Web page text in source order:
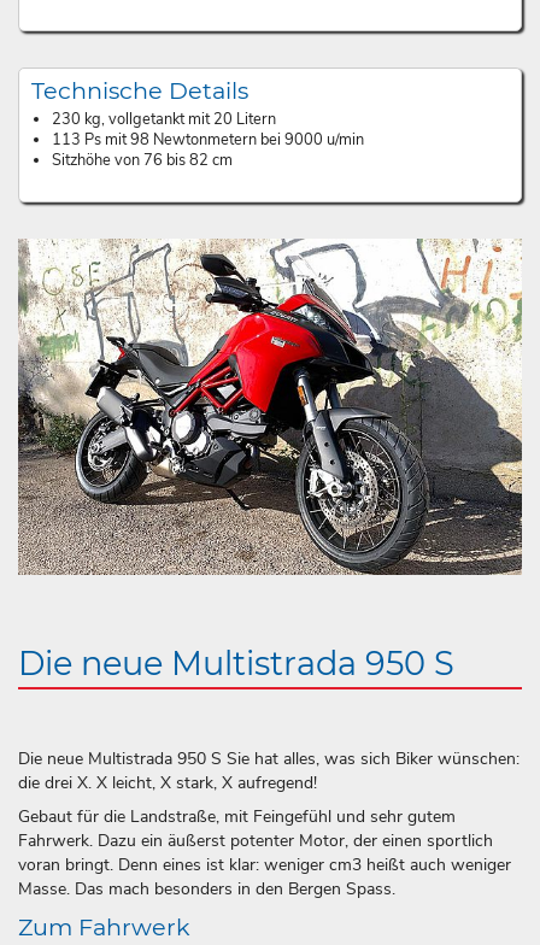
Technische Details
230 kg, vollgetankt mit 20 Litern
113 Ps mit 98 Newtonmetern bei 9000 u/min
Sitzhöhe von 76 bis 82 cm
Die neue Multistrada 950 S
Die neue Multistrada 950 S Sie hat alles, was sich Biker wünschen:
die drei X. X leicht, X stark, X aufregend!
Gebaut für die Landstraße, mit Feingefühl und sehr gutem
Fahrwerk. Dazu ein äußerst potenter Motor, der einen sportlich
voran bringt. Denn eines ist klar: weniger cm3 heißt auch weniger
Masse. Das mach besonders in den Bergen Spass.
Zum Fahrwerk